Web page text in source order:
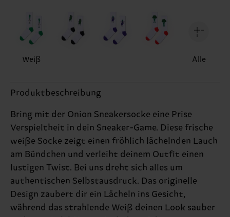
Weiß Alle
Produktbeschreibung
Bring mit der Onion Sneakersocke eine Prise
Verspieltheit in dein Sneaker-Game. Diese frische
weiße Socke zeigt einen fröhlich lächelnden Lauch
am Bündchen und verleiht deinem Outfit einen
lustigen Twist. Bei uns dreht sich alles um
authentischen Selbstausdruck. Das originelle
Design zaubert dir ein Lächeln ins Gesicht,
während das strahlende Weiß deinen Look sauber